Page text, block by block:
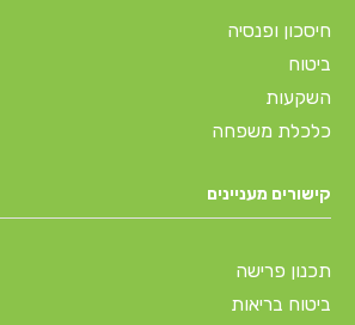
חיסכון ופנסיה
ביטוח
השקעות
כלכלת משפחה
קישורים מעניינים
תכנון פרישה
ביטוח בריאות